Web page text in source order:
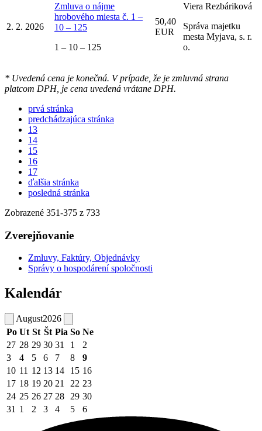
2. 2. 2026
Zmluva o nájme
hrobového miesta č. 1 –
10 – 125
1 – 10 – 125
50,40
EUR
Viera Rezbáriková
Správa majetku
mesta Myjava, s. r.
o.
* Uvedená cena je konečná. V prípade, že je zmluvná strana
platcom DPH, je cena uvedená vrátane DPH.
prvá stránka
predchádzajúca stránka
13
14
15
16
17
ďalšia stránka
posledná stránka
Zobrazené 351-375 z 733
Zverejňovanie
Zmluvy, Faktúry, Objednávky
Správy o hospodárení spoločnosti
Kalendár
August2026
Po Ut St Št Pia So Ne
27 28 29 30 31 1
2
3
4 5 6 7 8
9
10 11 12 13 14 15 16
17 18 19 20 21 22 23
24 25 26 27 28 29 30
31 1 2 3 4 5 6